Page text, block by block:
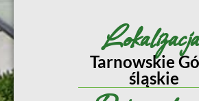
Tarnowskie
śląskie